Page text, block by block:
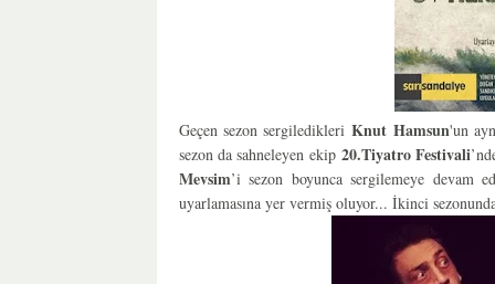
Geçen sezon sergiledikleriKnut Hamsun'un
sezon da sahneleyen ekip 20.Tiyatro Festivali
Mevsim’i sezon boyunca sergilemeye devam
uyarlamasına yer vermiş oluyor... İkinci